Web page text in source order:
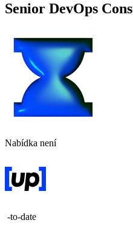
Senior DevOps
Nabídka není
-to-date